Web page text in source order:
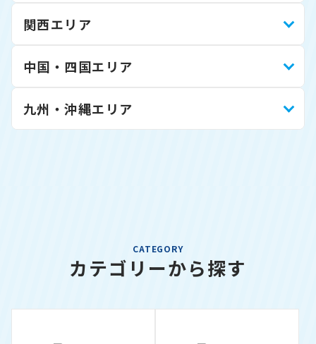
関西エリア
中国・四国エリア
九州・沖縄エリア
CATEGORY
カテゴリーから探す